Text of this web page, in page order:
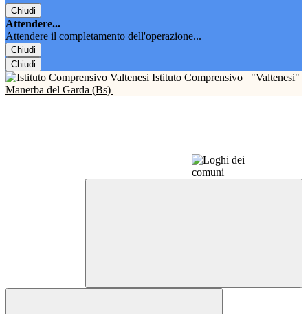
Chiudi
Attendere...
Attendere il completamento dell'operazione...
Chiudi
Chiudi
Istituto Comprensivo
"Valtenesi"
Manerba del Garda (Bs)